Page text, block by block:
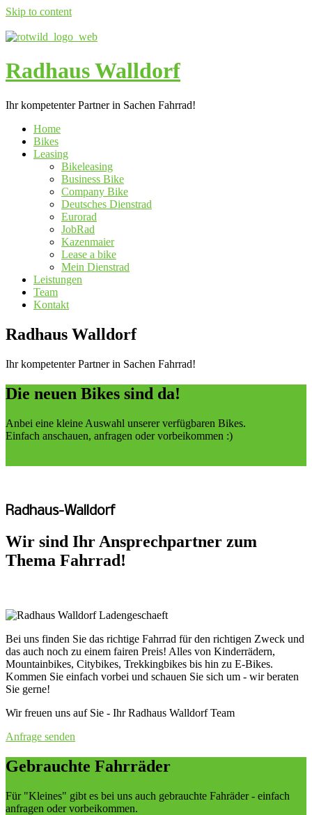
Skip to content
Radhaus Walldorf
Ihr kompetenter Partner in Sachen Fahrrad!
Home
Bikes
Leasing
Bikeleasing
Business Bike
Company Bike
Deutsches Dienstrad
Eurorad
JobRad
Kazenmaier
Lease a bike
Mein Dienstrad
Leistungen
Team
Kontakt
Radhaus Walldorf
Ihr kompetenter Partner in Sachen Fahrrad!
Die neuen Bikes sind da!
Anbei eine kleine Auswahl unserer verfügbaren Bikes.
Einfach anschauen, anfragen oder vorbeikommen :)
Radhaus-Walldorf
Wir sind Ihr Ansprechpartner zum
Thema Fahrrad!
Bei uns finden Sie das richtige Fahrrad für den richtigen Zweck und
das auch noch zu einem fairen Preis! Alles von Kinderrädern,
Mountainbikes, Citybikes, Trekkingbikes bis hin zu E-Bikes.
Kommen Sie einfach vorbei und schauen Sie sich um - wir beraten
Sie gerne!
Wir freuen uns auf Sie - Ihr Radhaus Walldorf Team
Anfrage senden
Gebrauchte Fahrräder
Für "Kleines" gibt es bei uns auch gebrauchte Fahräder - einfach
anfragen oder vorbeikommen.